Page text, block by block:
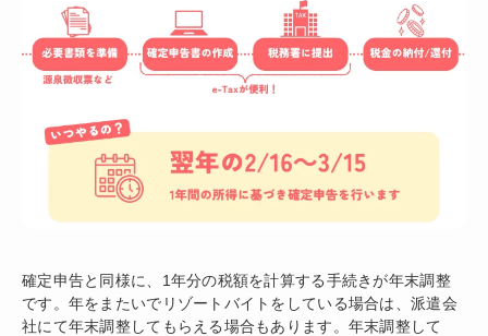
確定申告と同様に、1年分の税額を計算する手続きが年末調整
です。年をまたいでリゾートバイトをしている場合は、派遣会
社にて年末調整してもらえる場合もあります。年末調整して